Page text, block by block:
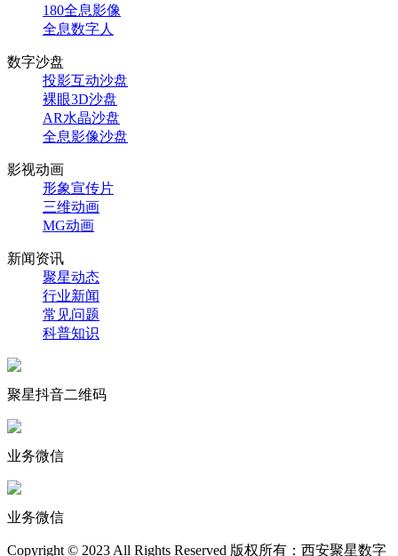
180全息影像
全息数字人
数字沙盘
投影互动沙盘
裸眼3D沙盘
AR水晶沙盘
全息影像沙盘
影视动画
形象宣传片
三维动画
MG动画
新闻资讯
聚星动态
行业新闻
常见问题
科普知识
聚星抖音二维码
业务微信
业务微信
Copyright © 2023 All Rights Reserved 版权所有：西安聚星数字